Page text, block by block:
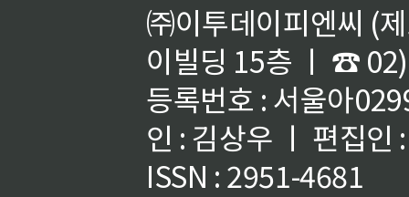
㈜이투데이피엔씨 (
이빌딩 15층 ㅣ ☎
등록번호 : 서울아
인 : 김상우 ㅣ 편집인
ISSN : 2951-4681